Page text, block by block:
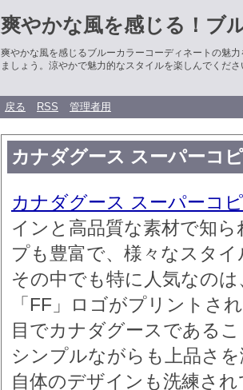
爽やかな風を感じる！ブ
爽やかな風を感じるブルーカラーコーディネートの魅
ましょう。涼やかで魅力的なスタイルを楽しんでくださ
戻る RSS 管理者用
カナダグース スーパーコ
カナダグース スーパーコ
インと高品質な素材で知
プも豊富で、様々なスタ
その中でも特に人気なの
「FF」ロゴがプリントさ
目でカナダグースである
シンプルながらも上品さ
自体のデザインも洗練さ